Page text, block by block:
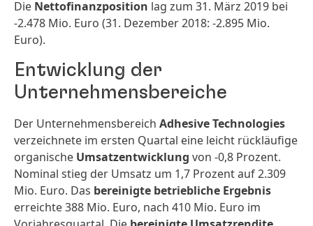
Die Nettofinanzposition lag zum 31. März 2019 bei
-2.478 Mio. Euro (31. Dezember 2018: -2.895 Mio.
Euro).
Entwicklung der
Unternehmensbereiche
Der Unternehmensbereich Adhesive Technologies
verzeichnete im ersten Quartal eine leicht rückläufige
organische Umsatzentwicklung von -0,8 Prozent.
Nominal stieg der Umsatz um 1,7 Prozent auf 2.309
Mio. Euro. Das bereinigte betriebliche Ergebnis
erreichte 388 Mio. Euro, nach 410 Mio. Euro im